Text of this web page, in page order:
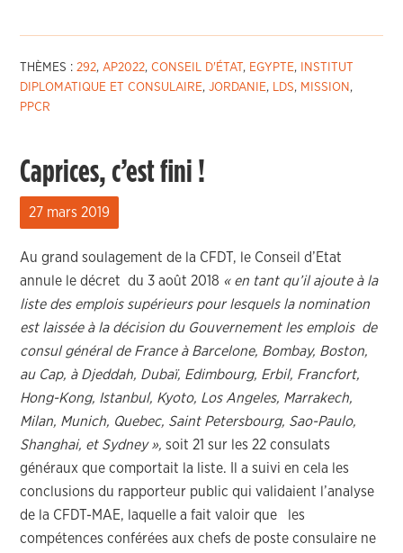
THÈMES :292,AP2022,CONSEIL D'ÉTAT , EGYPTE,
INSTITUT
DIPLOMATIQUE ET CONSULAIRE,JORDANIE, LDS, MISSION ,
PPCR
Caprices, c’est fini !
27 mars 2019
Au grand soulagement de la CFDT, le Conseil d’Etat
annule le décret du 3 août 2018 « en tant qu’il ajoute à la
liste des emplois supérieurs pour lesquels la nomination
est laissée à la décision du Gouvernement les emplois de
consul général de France à Barcelone, Bombay, Boston,
au Cap, à Djeddah, Dubaï, Edimbourg, Erbil, Francfort,
Hong-Kong, Istanbul, Kyoto, Los Angeles, Marrakech,
Milan, Munich, Quebec, Saint Petersbourg, Sao-Paulo,
Shanghai, et Sydney », soit 21 sur les 22 consulats
généraux que comportait la liste. Il a suivi en cela les
conclusions du rapporteur public qui validaient l’analyse
de la CFDT-MAE, laquelle a fait valoir que les
compétences conférées aux chefs de poste consulaire ne